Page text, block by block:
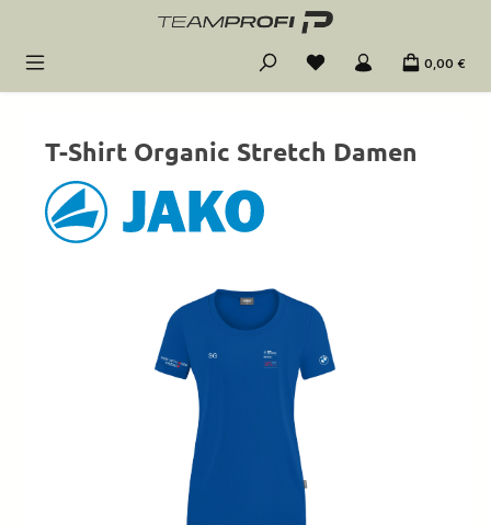
Zum Hauptinhalt springen
0,00 €
T-Shirt Organic Stretch Damen
Bildergalerie überspringen